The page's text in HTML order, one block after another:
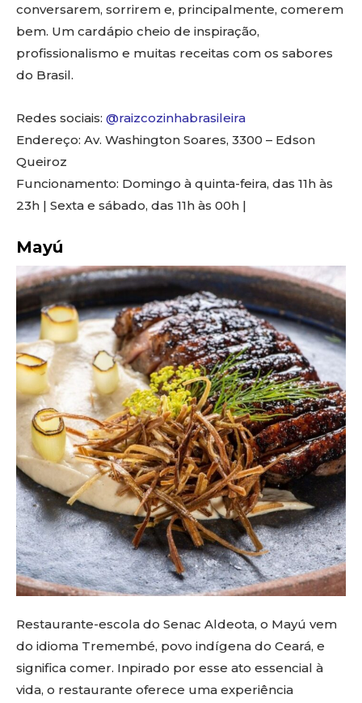
conversarem, sorrirem e, principalmente, comerem
bem. Um cardápio cheio de inspiração,
profissionalismo e muitas receitas com os sabores
do Brasil.
Redes sociais: @raizcozinhabrasileira
Endereço: Av. Washington Soares, 3300 – Edson
Queiroz
Funcionamento: Domingo à quinta-feira, das 11h às
23h | Sexta e sábado, das 11h às 00h |
Mayú
Restaurante-escola do Senac Aldeota, o Mayú vem
do idioma Tremembé, povo indígena do Ceará, e
significa comer. Inpirado por esse ato essencial à
vida, o restaurante oferece uma experiência